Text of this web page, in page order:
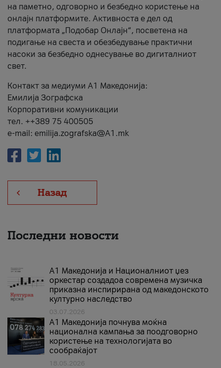
на паметно, одговорно и безбедно користење на
онлајн платформите. Активноста е дел од
платформата „Подобар Онлајн“, посветена на
подигање на свеста и обезбедување практични
насоки за безбедно однесување во дигиталниот
свет.
Контакт за медиуми А1 Македонија:
Емилија Зографска
Корпоративни комуникации
тел. ++389 75 400505
e-mail: emilija.zografska@A1.mk
Назад
Последни новости
А1 Македонија и Националниот џез
оркестар создадоа современа музичка
приказна инспирирана од македонското
културно наследство
03.07.2026
A1 Македонија почнува моќна
национална кампања за поодговорно
користење на технологијата во
сообраќајот
18.05.2026